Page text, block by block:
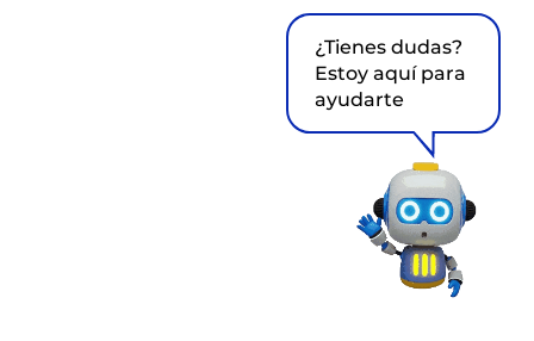
¿Tienes dudas?
Estoy aquí para
ayudarte